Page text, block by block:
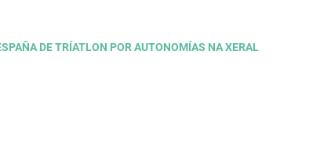
DE TRÍATLON POR AUTONOMÍAS NA XERAL